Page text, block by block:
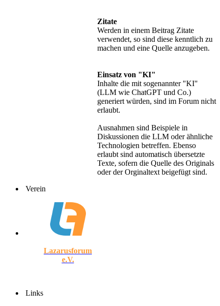
Zitate
Werden in einem Beitrag Zitate
verwendet, so sind diese kenntlich zu
machen und eine Quelle anzugeben.
Einsatz von "KI"
Inhalte die mit sogenannter "KI"
(LLM wie ChatGPT und Co.)
generiert würden, sind im Forum nicht
erlaubt.
Ausnahmen sind Beispiele in
Diskussionen die LLM oder ähnliche
Technologien betreffen. Ebenso
erlaubt sind automatisch übersetzte
Texte, sofern die Quelle des Originals
oder der Orginaltext beigefügt sind.
Verein
Lazarusforum
e.V.
Links